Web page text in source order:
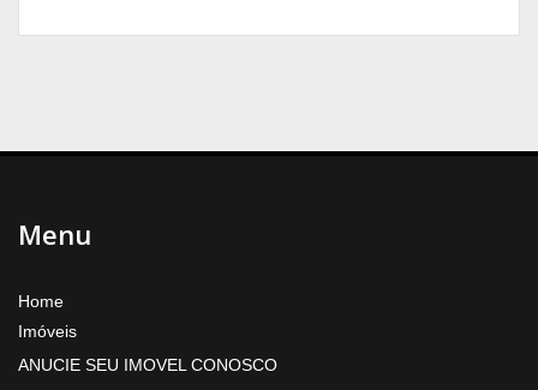
Menu
Home
Imóveis
ANUCIE SEU IMOVEL CONOSCO